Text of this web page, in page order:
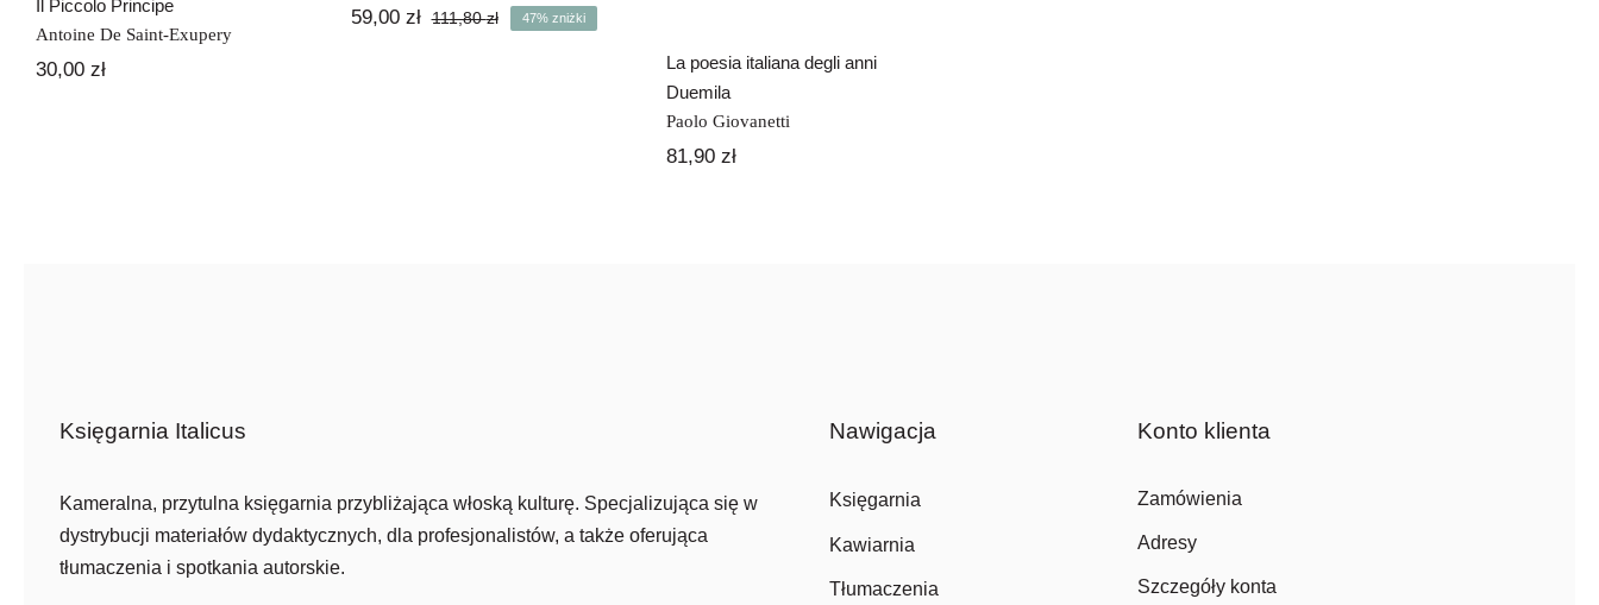
Il Piccolo Principe
Antoine De Saint-Exupery
30,00 zł
111,80złPierwotna
59,00 zł
Aktualna
47% zniżki
La poesia italiana degli anni
Duemila
Paolo Giovanetti
81,90 zł
Księgarnia Italicus
Kameralna, przytulna księgarnia przybliżająca włoską kulturę. Specjalizująca się w
dystrybucji materiałów dydaktycznych, dla profesjonalistów, a także oferująca
tłumaczenia i spotkania autorskie.
Nawigacja
Księgarnia
Kawiarnia
Tłumaczenia
Konto klienta
Zamówienia
Adresy
Szczegóły konta